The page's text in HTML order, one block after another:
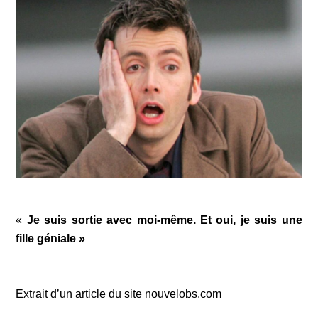
« Je suis sortie avec moi-même. Et oui, je suis une
fille géniale »
Extrait d’un article du site nouvelobs.com